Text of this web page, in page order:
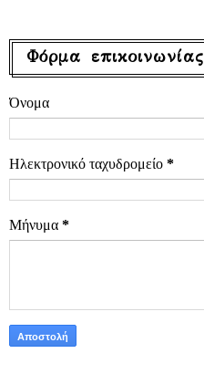
Φόρμα επικοινωνίας
Όνομα
Ηλεκτρονικό ταχυδρομείο *
Μήνυμα *